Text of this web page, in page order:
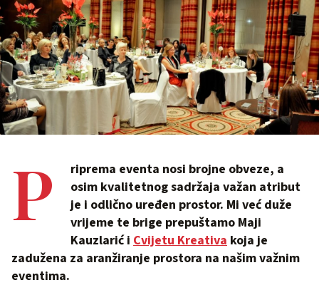
P
riprema eventa nosi brojne obveze, a
osim kvalitetnog sadržaja važan atribut
je i odlično uređen prostor. Mi već duže
vrijeme te brige prepuštamo Maji
Kauzlarić i Cvijetu Kreativa koja je
zadužena za aranžiranje prostora na našim važnim
eventima.